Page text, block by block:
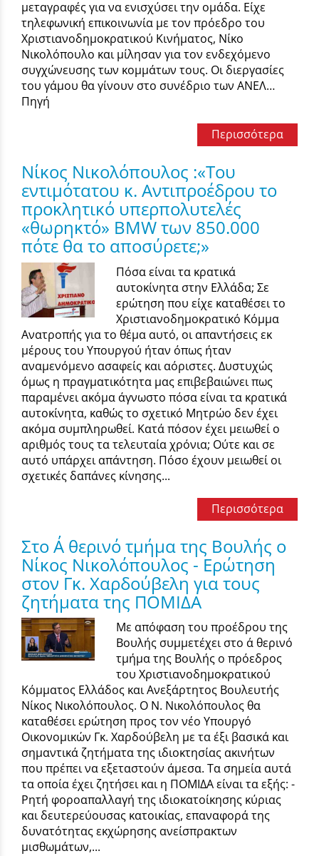
μεταγραφές για να ενισχύσει την ομάδα. Είχε
τηλεφωνική επικοινωνία με τον πρόεδρο του
Χριστιανοδημοκρατικού Κινήματος, Νίκο
Νικολόπουλο και μίλησαν για τον ενδεχόμενο
συγχώνευσης των κομμάτων τους. Οι διεργασίες
του γάμου θα γίνουν στο συνέδριο των ΑΝΕΛ…
Πηγή
Περισσότερα
Νίκος Νικολόπουλος :«Του
εντιμότατου κ. Αντιπροέδρου το
προκλητικό υπερπολυτελές
«θωρηκτό» BMW των 850.000
πότε θα το αποσύρετε;»
Πόσα είναι τα κρατικά
αυτοκίνητα στην Ελλάδα; Σε
ερώτηση που είχε καταθέσει το
Χριστιανοδημοκρατικό Κόμμα
Ανατροπής για το θέμα αυτό, οι απαντήσεις εκ
μέρους του Υπουργού ήταν όπως ήταν
αναμενόμενο ασαφείς και αόριστες. Δυστυχώς
όμως η πραγματικότητα μας επιβεβαιώνει πως
παραμένει ακόμα άγνωστο πόσα είναι τα κρατικά
αυτοκίνητα, καθώς το σχετικό Μητρώο δεν έχει
ακόμα συμπληρωθεί. Κατά πόσον έχει μειωθεί ο
αριθμός τους τα τελευταία χρόνια; Ούτε και σε
αυτό υπάρχει απάντηση. Πόσο έχουν μειωθεί οι
σχετικές δαπάνες κίνησης...
Περισσότερα
Στο Α΄ θερινό τμήμα της Βουλής ο
Νίκος Νικολόπουλος - Ερώτηση
στον Γκ. Χαρδούβελη για τους
ζητήματα της ΠΟΜΙΔΑ
Με απόφαση του προέδρου της
Βουλής συμμετέχει στο α΄ θερινό
τμήμα της Βουλής ο πρόεδρος
του Χριστιανοδημοκρατικού
Κόμματος Ελλάδος και Ανεξάρτητος Βουλευτής
Νίκος Νικολόπουλος. Ο Ν. Νικολόπουλος θα
καταθέσει ερώτηση προς τον νέο Υπουργό
Οικονομικών Γκ. Χαρδούβελη με τα έξι βασικά και
σημαντικά ζητήματα της ιδιοκτησίας ακινήτων
που πρέπει να εξεταστούν άμεσα. Τα σημεία αυτά
τα οποία έχει ζητήσει και η ΠΟΜΙΔΑ είναι τα εξής: -
Ρητή φοροαπαλλαγή της ιδιοκατοίκησης κύριας
και δευτερεύουσας κατοικίας, επαναφορά της
δυνατότητας εκχώρησης ανείσπρακτων
μισθωμάτων,...